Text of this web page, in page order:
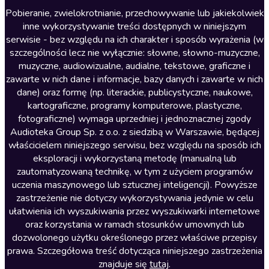
Literatura anglojęzyczna
Literatura faktu
Literatura obyczajowa
Literatura piękna obca
Literatura piękna polska
Nagrania relaksacyjne
Nauka języków
Nauki humanistyczne
Podcasty i audycje
Polityka
Prasa
Religia
Romans
Pobieranie, zwielokrotnianie, przechowywanie lub jakiekolwiek
inne wykorzystywanie treści dostępnych w niniejszym
serwisie - bez względu na ich charakter i sposób wyrażenia (w
szczególności lecz nie wyłącznie: słowne, słowno-muzyczne,
muzyczne, audiowizualne, audialne, tekstowe, graficzne i
zawarte w nich dane i informacje, bazy danych i zawarte w nich
dane) oraz formę (np. literackie, publicystyczne, naukowe,
kartograficzne, programy komputerowe, plastyczne,
fotograficzne) wymaga uprzedniej i jednoznacznej zgody
Audioteka Group Sp. z o.o. z siedzibą w Warszawie, będącej
właścicielem niniejszego serwisu, bez względu na sposób ich
eksploracji i wykorzystaną metodę (manualną lub
zautomatyzowaną technikę, w tym z użyciem programów
uczenia maszynowego lub sztucznej inteligencji). Powyższe
zastrzeżenie nie dotyczy wykorzystywania jedynie w celu
ułatwienia ich wyszukiwania przez wyszukiwarki internetowe
oraz korzystania w ramach stosunków umownych lub
dozwolonego użytku określonego przez właściwe przepisy
prawa. Szczegółowa treść dotycząca niniejszego zastrzeżenia
znajduje się tutaj.